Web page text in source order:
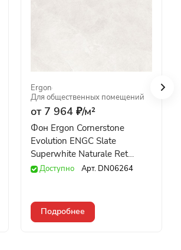
Ergon·
Для общественных помещений
от 7 964 ₽/м²
Фон Ergon Cornerstone
Evolution ENGC Slate
Superwhite Naturale Ret
100x100
Доступно Арт. DN06264
Подробнее